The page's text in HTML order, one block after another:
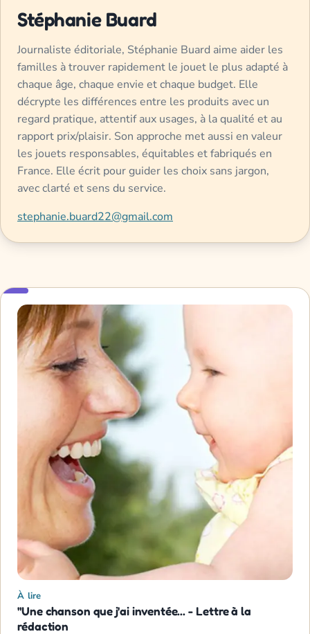
Stéphanie Buard
Journaliste éditoriale, Stéphanie Buard aime aider les
familles à trouver rapidement le jouet le plus adapté à
chaque âge, chaque envie et chaque budget. Elle
décrypte les différences entre les produits avec un
regard pratique, attentif aux usages, à la qualité et au
rapport prix/plaisir. Son approche met aussi en valeur
les jouets responsables, équitables et fabriqués en
France. Elle écrit pour guider les choix sans jargon,
avec clarté et sens du service.
stephanie.buard22@gmail.com
À lire
"Une chanson que j'ai inventée... - Lettre à la
rédaction